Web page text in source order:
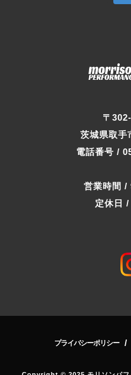
〒
茨城県取手
電話番号 /
営業時間 /
定休日 /
プライバシーポリシー /